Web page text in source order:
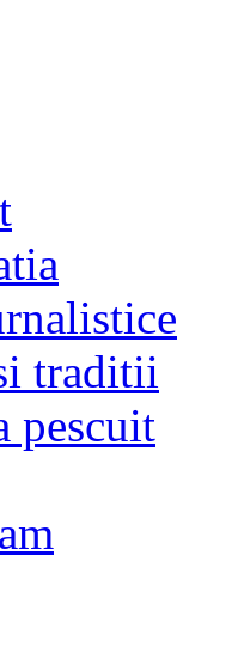
traditii
pescuit